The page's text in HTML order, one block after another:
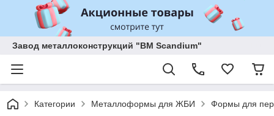
Завод металлоконструкций "BM Scandium"
Категории Металлоформы для ЖБИ Формы для